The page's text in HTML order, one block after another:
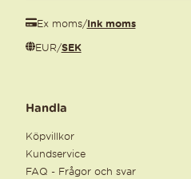
Ex moms/Ink moms
EUR/SEK
Handla
Köpvillkor
Kundservice
FAQ - Frågor och svar